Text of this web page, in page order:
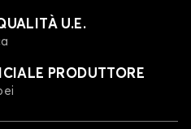
U.E.
PRODUTTORE